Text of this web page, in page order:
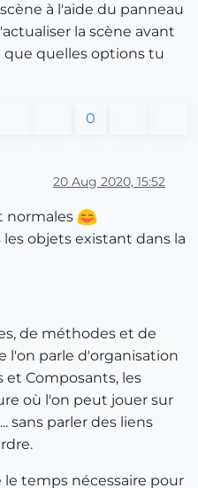
à l'aide du panneau
la scène avant
que quelles options tu
0
20 Aug 2020, 15:52
normales
objets existant dans la
de méthodes et de
l'on parle d'organisation
et Composants, les
où l'on peut jouer sur
sans parler des liens
temps nécessaire pour